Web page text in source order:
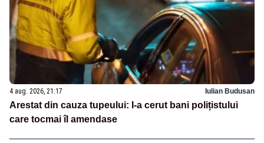
4 aug. 2026, 21:17 Iulian Budusan
Arestat din cauza tupeului: I-a cerut bani polițistului
care tocmai îl amendase